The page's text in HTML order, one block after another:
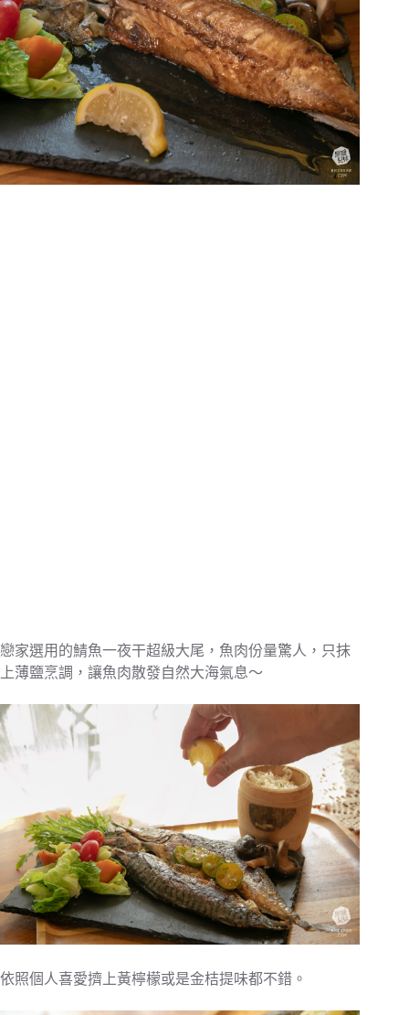
戀家選用的鯖魚一夜干超級大尾，魚肉份量驚人，只抹
上薄鹽烹調，讓魚肉散發自然大海氣息～
依照個人喜愛擠上黃檸檬或是金桔提味都不錯。